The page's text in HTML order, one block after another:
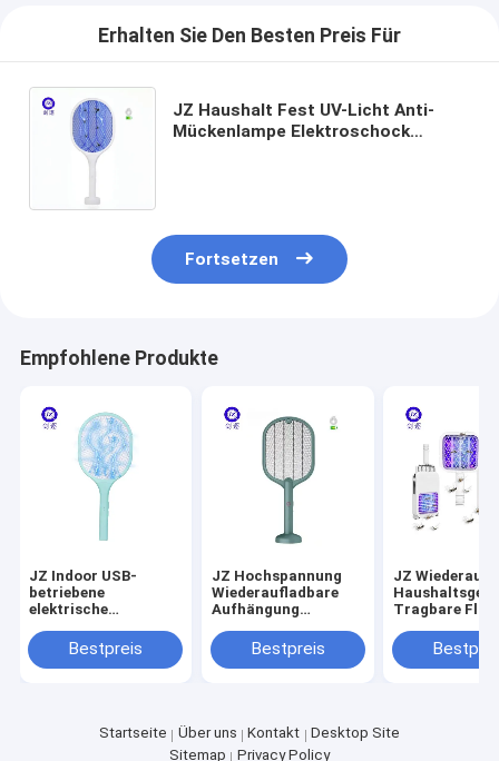
Erhalten Sie Den Besten Preis Für
JZ Haushalt Fest UV-Licht Anti-
Mückenlampe Elektroschock
Fortsetzen
Empfohlene Produkte
JZ Indoor USB-
betriebene
elektrische
Kinder Anti-Killing
Schädlingsbekämpfungslampe
Bestpreis
JZ Hochspannung
Wiederaufladbare
Aufhängung
Typ Bug Zapper 2 In
1 Elektrische
Bestpreis
JZ
Tragbare
Startseite Über uns Kontakt
Desktop Site
Sitemap
Privacy Policy